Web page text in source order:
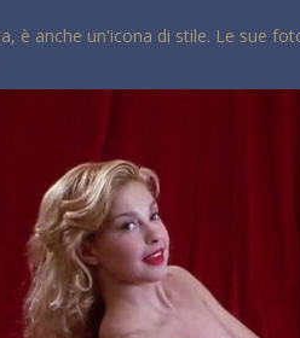
è anche un'icona di stile. Le sue